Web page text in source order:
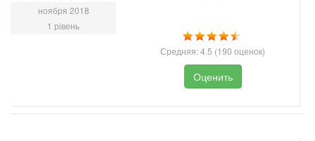
ноября 2018
1 рівень
Средняя:4.5 (190 оценок)
Оценить